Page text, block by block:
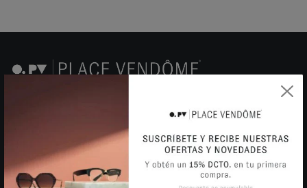
OBTÉN UN 15% DSCTO EN TU PRIMERA
Sé el primero en enterarte de nuestras ofertas.
SUSCRIBIRSE